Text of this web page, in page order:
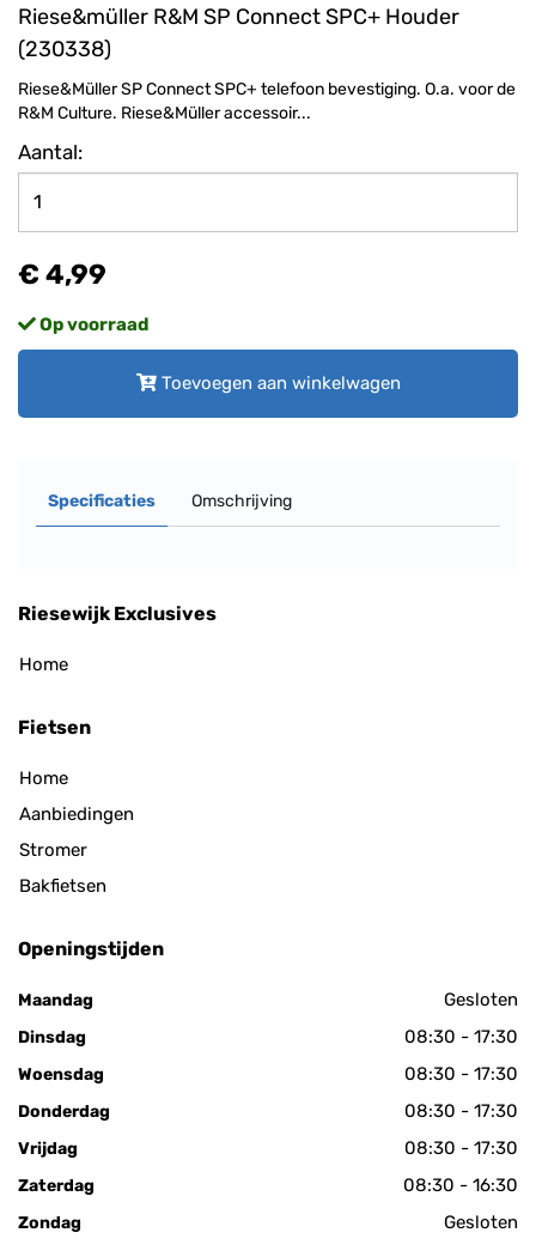
Riese&müller R&M SP Connect SPC+ Houder
(230338)
Riese&Müller SP Connect SPC+ telefoon bevestiging. O.a. voor de
R&M Culture. Riese&Müller accessoir...
Aantal:
€ 4,99
Op voorraad
Toevoegen aan winkelwagen
Specificaties Omschrijving
Riesewijk Exclusives
Home
Fietsen
Home
Aanbiedingen
Stromer
Bakfietsen
Openingstijden
Maandag Gesloten
Dinsdag 08:30 - 17:30
Woensdag 08:30 - 17:30
Donderdag 08:30 - 17:30
Vrijdag 08:30 - 17:30
Zaterdag 08:30 - 16:30
Zondag Gesloten